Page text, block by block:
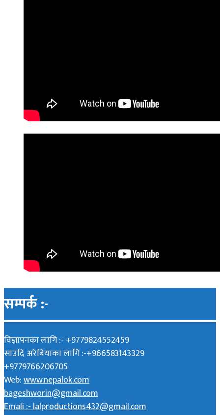
सम्पर्क :-
विज्ञापनका लागि :- +9779824552459
साउदि अरेबियाका लागि :-+966583143329
+9779766206705
Web:www.nepalok.com
bageshworin@gmail.com
Emali :- lalproductions432@gmail.com